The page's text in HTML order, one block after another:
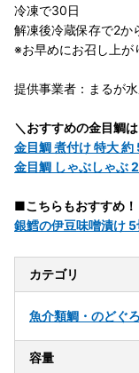
冷凍で30日
解凍後冷蔵保存で2か
※お早めにお召し上が
提供事業者：まるが
＼おすすめの金目鯛
金目鯛 煮付け 特大
金目鯛 しゃぶしゃぶ
■こちらもおすすめ！
銀鱈の伊豆味噌漬け 5
カテゴリ
魚介類鯛・のどぐろ
容量